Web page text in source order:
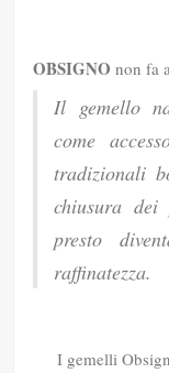
OBSIGNO non fa
Il gemello
come
tradizionali
chiusura
presto
raffinatezza.
I gemelli